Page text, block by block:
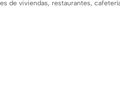
de viviendas, restaurantes,